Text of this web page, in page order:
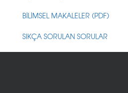
BİLİMSEL MAKALELER (PDF)
SIKÇA SORULAN SORULAR